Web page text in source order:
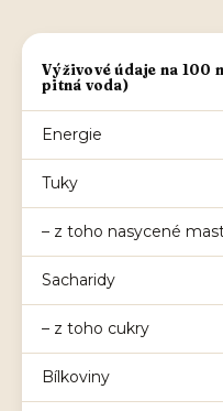
Výživové údaje na 100
pitná voda)
Energie
Tuky
– z toho nasycené
Sacharidy
– z toho cukry
Bílkoviny